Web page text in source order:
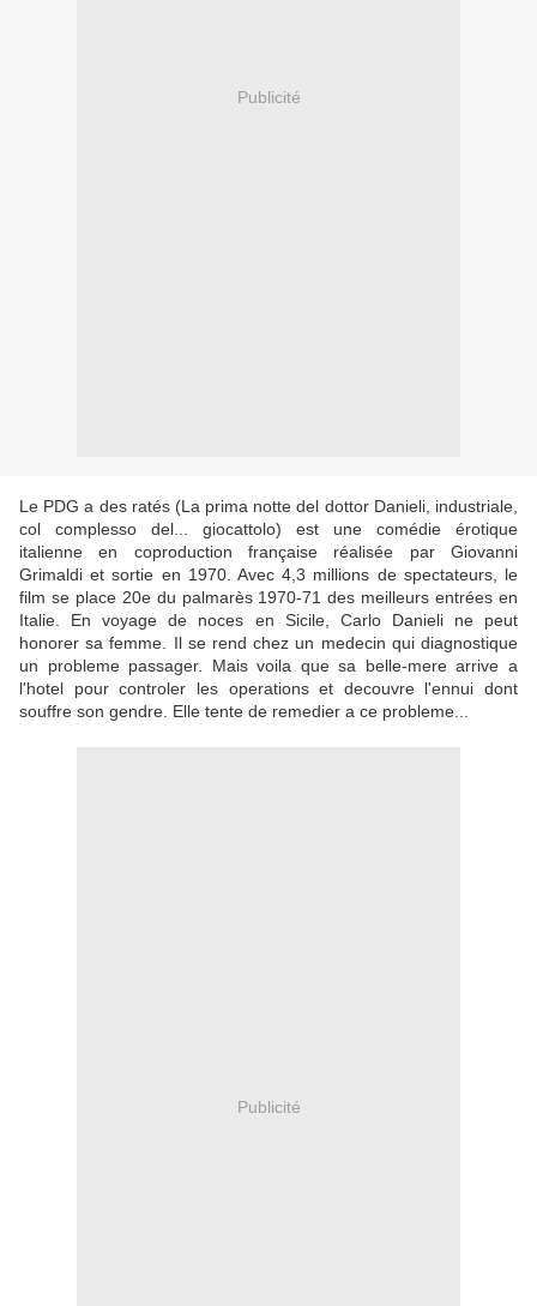
Publicité
Le PDG a des ratés (La prima notte del dottor Danieli, industriale,
col complesso del... giocattolo) est une comédie érotique
italienne en coproduction française réalisée par Giovanni
Grimaldi et sortie en 1970. Avec 4,3 millions de spectateurs, le
film se place 20e du palmarès 1970-71 des meilleurs entrées en
Italie. En voyage de noces en Sicile, Carlo Danieli ne peut
honorer sa femme. Il se rend chez un medecin qui diagnostique
un probleme passager. Mais voila que sa belle-mere arrive a
l'hotel pour controler les operations et decouvre l'ennui dont
souffre son gendre. Elle tente de remedier a ce probleme...
Publicité